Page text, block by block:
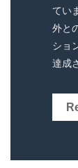
てい
外と
ショ
達成